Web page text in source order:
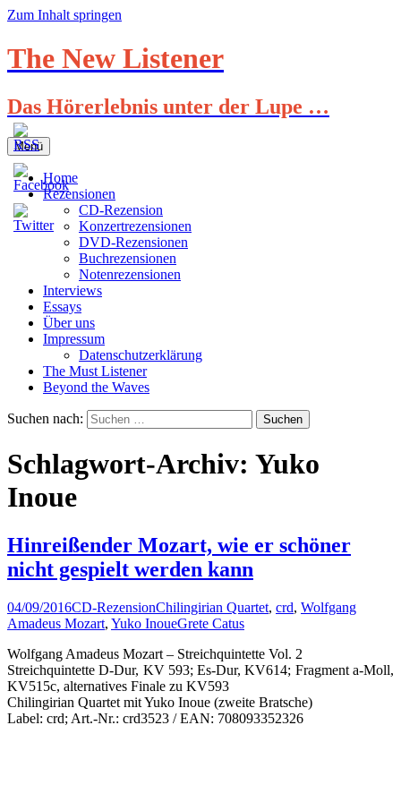
Zum Inhalt springen
The New Listener
Das Hörerlebnis unter der Lupe …
Menü
Home
Rezensionen
CD-Rezension
Konzertrezensionen
DVD-Rezensionen
Buchrezensionen
Notenrezensionen
Interviews
Essays
Über uns
Impressum
Datenschutzerklärung
The Must Listener
Beyond the Waves
Suchen nach:
Schlagwort-Archiv: Yuko
Inoue
Hinreißender Mozart, wie er schöner
nicht gespielt werden kann
04/09/2016CD-RezensionChilingirian Quartet, crd, Wolfgang
Amadeus Mozart, Yuko InoueGrete Catus
Wolfgang Amadeus Mozart – Streichquintette Vol. 2
Streichquintette D-Dur, KV 593; Es-Dur, KV614; Fragment a-Moll,
KV515c, alternatives Finale zu KV593
Chilingirian Quartet mit Yuko Inoue (zweite Bratsche)
Label: crd; Art.-Nr.: crd3523 / EAN: 708093352326